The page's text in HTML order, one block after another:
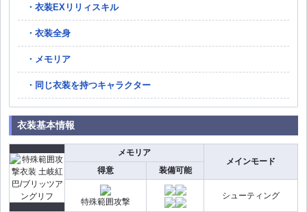
衣装EXリリィスキル
衣装全身
メモリア
同じ衣装を持つキャラクター
衣装基本情報
メモリア
メインモード
得意
装備可能
特殊範囲攻撃
シューティング